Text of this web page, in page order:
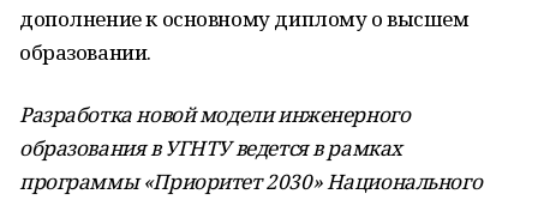
дополнение к основному диплому о высшем
образовании.
Разработка новой модели инженерного
образования в УГНТУ ведется в рамках
программы «Приоритет 2030» Национального